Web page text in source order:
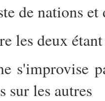
de nations
les deux
s'improvise
sur les autres